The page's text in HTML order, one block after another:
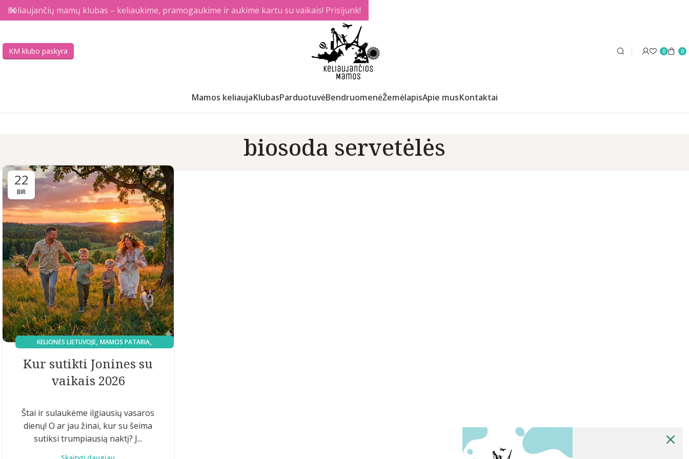
KM klubo paskyra 0 0
Mamos keliaujaKlubasParduotuvėBendruomenėŽemėlapisApie musKontaktai
biosoda servetėlės
22
BIR
KELIONĖS LIETUVOJE,MAMOS PATARIA,
Kur sutikti Jonines su
vaikais 2026
Štai ir sulaukėme ilgiausių vasaros
dienų! O ar jau žinai, kur su šeima
sutiksi trumpiausią naktį? J...
Keliaujančių mamų klubas – keliaukime, pramogaukime ir aukime kartu su vaikais! Prisijunk!